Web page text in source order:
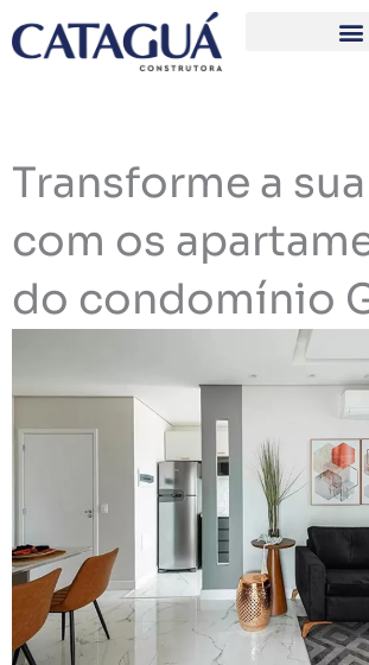
para
Transforme a
com os
do condomínio